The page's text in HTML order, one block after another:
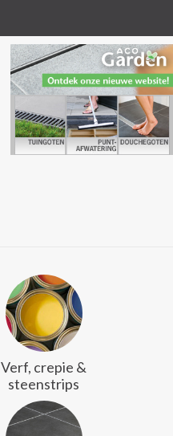
Verf, crepie &
steenstrips